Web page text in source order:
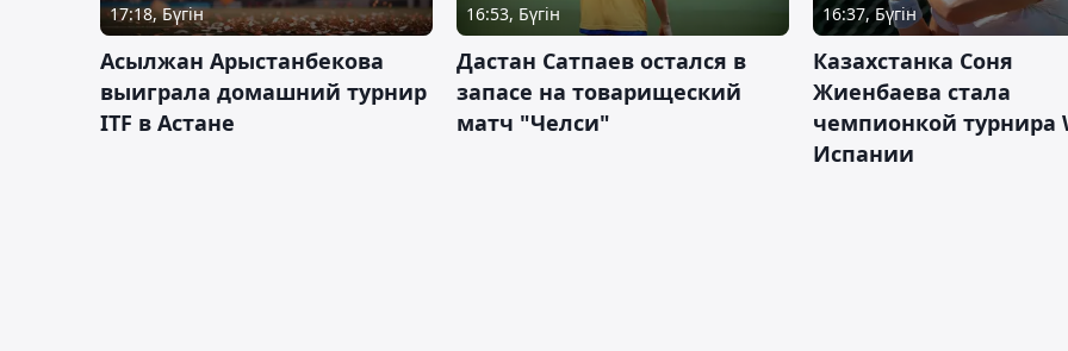
17:18, Бүгін
Асылжан Арыстанбекова
выиграла домашний турнир
ITF в Астане
16:53, Бүгін
Дастан Сатпаев остался в
запасе на товарищеский
матч "Челси"
16:37, Бүгін
Казахстанка Соня
Жиенбаева стала
чемпионкой турнира
Испании